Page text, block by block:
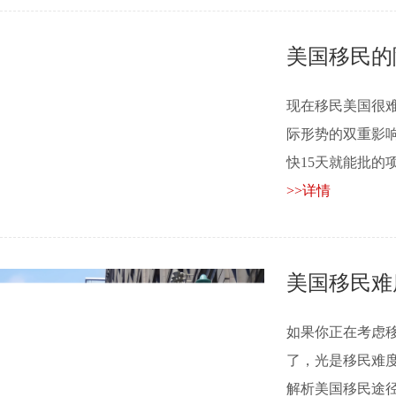
美国移民
现在移民美国很
际形势的双重影
快15天就能批的
>>详情
美国移民
如果你正在考虑
了，光是移民难
解析美国移民途